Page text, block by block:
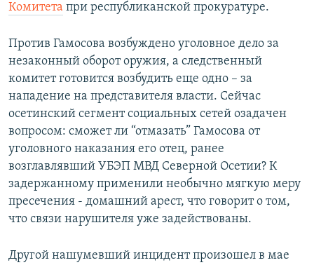
Комитета при республиканской прокуратуре.
Против Гамосова возбуждено уголовное дело за
незаконный оборот оружия, а следственный
комитет готовится возбудить еще одно – за
нападение на представителя власти. Сейчас
осетинский сегмент социальных сетей озадачен
вопросом: сможет ли “отмазать” Гамосова от
уголовного наказания его отец, ранее
возглавлявший УБЭП МВД Северной Осетии? К
задержанному применили необычно мягкую меру
пресечения - домашний арест, что говорит о том,
что связи нарушителя уже задействованы.
Другой нашумевший инцидент произошел в мае